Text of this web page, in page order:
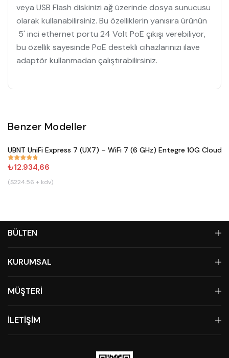
veya USB Flash diskinizi ağ üzerinde dosya sunucusu
olarak kullanabilirsiniz. Bu özelliklerin yanısıra ürünün
5' inci ethernet portu 24 Volt PoE çıkışı verebiliyor,
bu özellik sayesinde PoE destekli cihazlarınızı ilave
adaptör kullanmadan çalıştırabilirsiniz.
Benzer Modeller
#833
UBNT UniFi Express 7 (UX7) – WiFi 7 (6 GHz) Entegre 10G
₺12.934,66
($224.56 + kdv)
BÜLTEN
KURUMSAL
MÜŞTERİ
İLETİŞİM